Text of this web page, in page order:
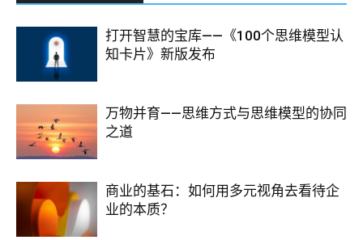
打开智慧的宝库——《100个思维模型认
知卡片》新版发布
万物并育——思维方式与思维模型的协同
之道
商业的基石：如何用多元视角去看待企
业的本质？